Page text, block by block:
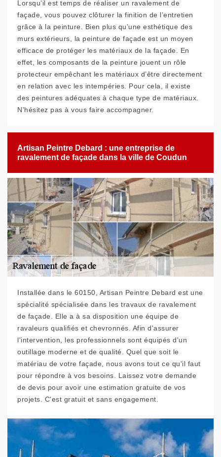
Lorsqu’il est temps de réaliser un ravalement de
façade, vous pouvez clôturer la finition de l’entretien
grâce à la peinture. Bien plus qu’une esthétique des
murs extérieurs, la peinture de façade est un moyen
efficace de protéger les matériaux de la façade. En
effet, les composants de la peinture jouent un rôle
protecteur empêchant les matériaux d’être directement
en relation avec les intempéries. Pour cela, il existe
des peintures adéquates à chaque type de matériaux.
N’hésitez pas à vous faire accompagner.
Artisan Peintre Debard : une entreprise de
ravalement de façade dans la ville de Coudun
Installée dans le 60150, Artisan Peintre Debard est une
spécialité spécialisée dans les travaux de ravalement
de façade. Elle a à sa disposition une équipe de
ravaleurs qualifiés et chevronnés. Afin d'assurer
l'intervention, les professionnels sont équipés d'un
outillage moderne et de qualité. Quel que soit le
matériau de votre façade, nous avons tout ce qu'il faut
pour répondre à vos besoins. Laissez votre demande
de devis pour avoir une estimation gratuite de vos
projets. C'est gratuit et sans engagement.